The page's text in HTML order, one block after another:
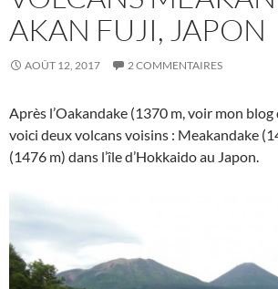
AKAN FUJI, JAPON
AOÛT 12, 2017 2 COMMENTAIRES
Après l’Oakandake (1370 m, voir mon
voici deux volcans voisins : Meakandake
(1476 m) dans l’île d’Hokkaido au Japon.